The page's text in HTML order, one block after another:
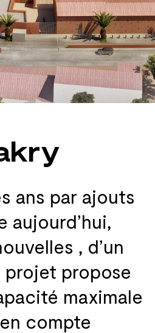
ans par ajouts
aujourd’hui,
, d’un
projet propose
maximale
compte